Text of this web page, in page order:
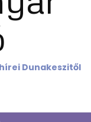
Dunakeszitől